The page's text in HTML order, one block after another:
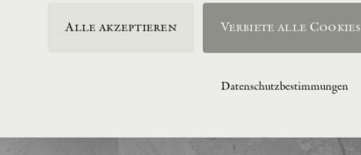
Alle akzeptieren Verbiete alle Cookies
Datenschutzbestimmungen